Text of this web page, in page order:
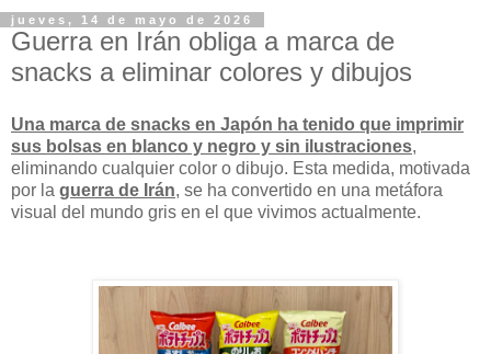
jueves, 14 de mayo de 2026
Guerra en Irán obliga a marca de
snacks a eliminar colores y dibujos
Una marca de snacks en Japón ha tenido que imprimir
sus bolsas en blanco y negro y sin ilustraciones,
eliminando cualquier color o dibujo. Esta medida, motivada
por la guerra de Irán, se ha convertido en una metáfora
visual del mundo gris en el que vivimos actualmente.